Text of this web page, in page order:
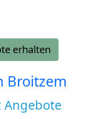
erhalten
Broitzem
Angebote